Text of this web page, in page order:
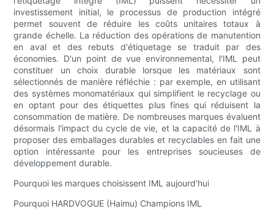
investissement initial, le processus de production intégré
permet souvent de réduire les coûts unitaires totaux à
grande échelle. La réduction des opérations de manutention
en aval et des rebuts d'étiquetage se traduit par des
économies. D'un point de vue environnemental, l'IML peut
constituer un choix durable lorsque les matériaux sont
sélectionnés de manière réfléchie : par exemple, en utilisant
des systèmes monomatériaux qui simplifient le recyclage ou
en optant pour des étiquettes plus fines qui réduisent la
consommation de matière. De nombreuses marques évaluent
désormais l'impact du cycle de vie, et la capacité de l'IML à
proposer des emballages durables et recyclables en fait une
option intéressante pour les entreprises soucieuses de
développement durable.
Pourquoi les marques choisissent IML aujourd'hui
Pourquoi HARDVOGUE (Haimu) Champions IML